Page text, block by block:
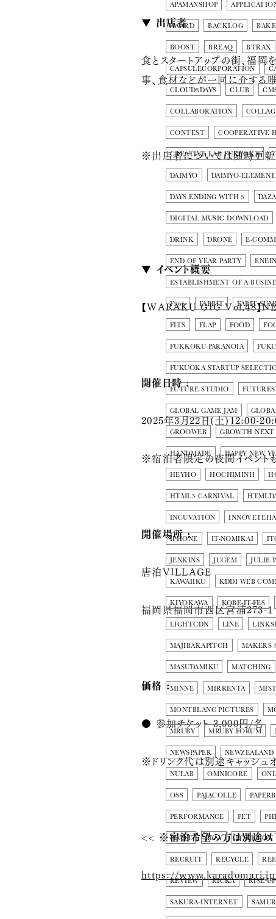
APAMANSHOP
AWARD BACKLOG BAKE
BOOST BREAQ BTRAX
CAPSULECORPORATION
CLOUD3DAYS CLUB
COLLABORATION
CONTEST COOPERATIVE
CREATIVE LAB FUKUOKA
DAIMYO DAIMYO-
DAYS ENDING WITH 5
DIGITAL MUSIC DOWNLOAD
DRINK DRONE E-
END OF YEAR PARTY
ESTABLISHMENT OF A
F365 FABBIT FABIT
FITS FLAP FOOD
FUKKOKU PARANOIA
FUKUOKA STARTUP
FUTURE STUDIO
GLOBAL GAME JAM
GROOWEB GROWTH NEXT
HANDMADE HAPPY NEW
HEYHO HOCHIMINH
HTML5 CARNIVAL
INCUVATION
IPHONE IT-NOMIKAI
JENKINS JUGEM JULIE
KAWAIIKU KDDI WEB
KIYOKAWA KOBE-IT-FES
LIGHTCDN LINE
MAJIBAKAPITCH MAKERS
MASUDAMIKU MATCHING
MINNE MIRRENTA
MONTBLANC PICTURES
MRUBY MRUBY FORUM
NEWSPAPER NEWZEALAND
NULAB OMNICORE
OSS PAJACOLLE
PERFORMANCE PET
PIVOT PLAY POKEMON
RECRUIT RECYCLE
REVIEW RICKA RISE
SAKURA-INTERNET
▼ 出店者
食とスタートアップの街、福
事、食材などが一同に介する
※出店者については随時更新
▼ イベント概要
【WARAKU GIG Vol.48】
開催日時 :
2025年3月22日(土)12:00-
※宿泊者限定の夜間イベント
開催場所 :
唐泊VILLAGE
福岡県福岡市西区宮浦273-1
価格 :
● 参加チケット 3,000円/名
※ドリンク代は別途キャッシュ
<< ※宿泊希望の方は別途以
https://